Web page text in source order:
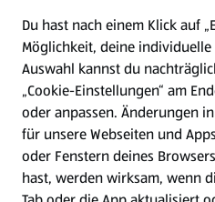
Presse
Hilfe & Kontakt
(öffnet in einem neuen Tab)
Unternehmen
Folge uns hier:
Du hast nach einem Klick auf
Möglichkeit, deine
Auswahl kannst du
„Cookie-Einstellungen“ am
oder anpassen. Änderungen
für unsere Webseiten und
oder Fenstern deines
hast, werden wirksam, wenn